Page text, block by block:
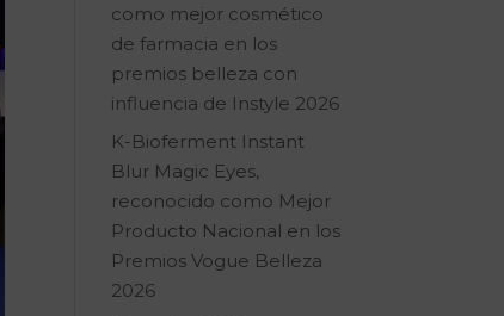
como mejor cosmético
de farmacia en los
premios belleza con
influencia de Instyle 2026
K-Bioferment Instant
Blur Magic Eyes,
reconocido como Mejor
Producto Nacional en los
Premios Vogue Belleza
2026